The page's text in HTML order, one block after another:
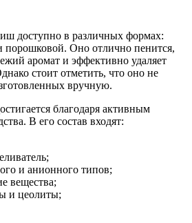
доступно в различных формах:
порошковой. Оно отлично пенится,
аромат и эффективно удаляет
стоит отметить, что оно не
вручную.
благодаря активным
В его состав входят:
и анионного типов;
вещества;
и цеолиты;